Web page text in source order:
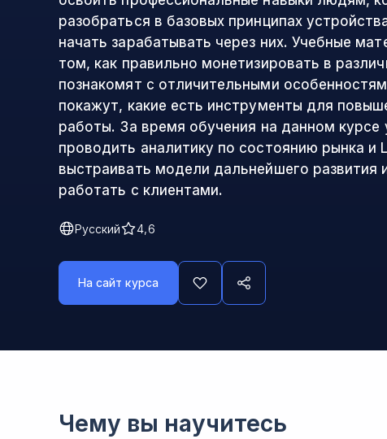
разобраться в базовых принципах
начать зарабатывать через них. Учебные
том, как правильно монетизировать в
познакомят с отличительными
покажут, какие есть инструменты для
работы. За время обучения на данном курсе
проводить аналитику по состоянию рынка и
выстраивать модели дальнейшего развития
работать с клиентами.
Русский 4,6
На сайт курса
Чему вы научитесь